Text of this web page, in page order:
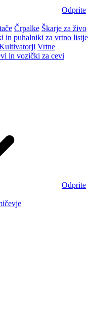
Odprite
Črpalke Škarje za živo
in puhalniki za vrtno listje
Vrtne
in vozički za cevi
Odprite